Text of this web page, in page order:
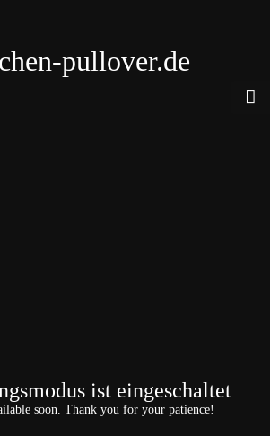
pullover.de
ist eingeschaltet
soon. Thank you for your patience!